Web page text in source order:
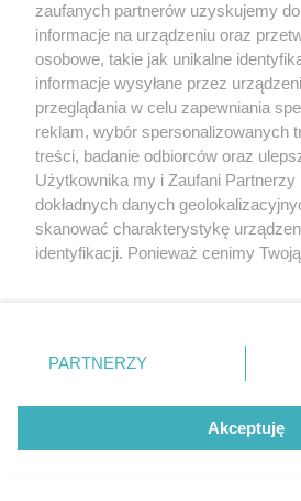
7. Polska jest wspólna. Równość
wyrazić się w równych płacach,
ochrony zdrowia oraz równym
urzędach i sądach. I w
aborcyjnego.
8. Demokracja bez legalnej
zakłada powstanie nowego
polskiej polityki i kampanii
Alan SASINOWSKI
zaufanych partnerów uzyskujemy
informacje na urządzeniu oraz
osobowe, takie jak unikalne
informacje wysyłane przez
przeglądania w celu zapewniania
reklam, wybór spersonalizowanych
treści, badanie odbiorców oraz
Użytkownika my i Zaufani
dokładnych danych
skanować charakterystykę
identyfikacji. Ponieważ cenimy
prywatności znajdujący się w lewym
. Niektóre rodzaje przetwarzania
takiemu przetwarzaniu. Preferencje
zastosowania tylko na tej witrynie.
PARTNERZY
Akceptuję